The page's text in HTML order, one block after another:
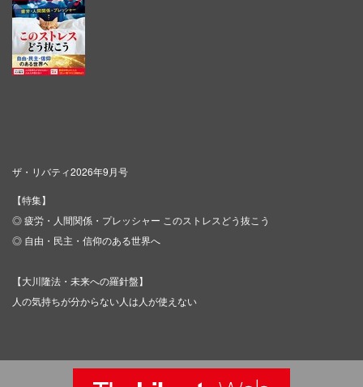
ザ・リバティ2026年9月号
【特集】
◎ 疲労・人間関係・プレッシャー このストレスどう抜こう
◎ 自由・民主・信仰のある世界へ
【大川隆法・未来への羅針盤】
人の気持ちが分からない人は人が使えない